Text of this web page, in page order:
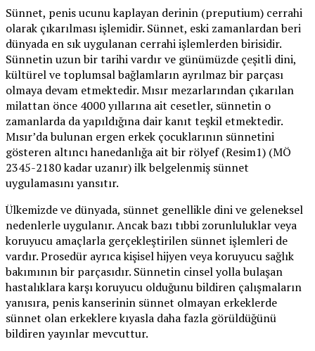
Sünnet, penis ucunu kaplayan derinin (preputium) cerrahi
olarak çıkarılması işlemidir. Sünnet, eski zamanlardan beri
dünyada en sık uygulanan cerrahi işlemlerden birisidir.
Sünnetin uzun bir tarihi vardır ve günümüzde çeşitli dini,
kültürel ve toplumsal bağlamların ayrılmaz bir parçası
olmaya devam etmektedir. Mısır mezarlarından çıkarılan
milattan önce 4000 yıllarına ait cesetler, sünnetin o
zamanlarda da yapıldığına dair kanıt teşkil etmektedir.
Mısır’da bulunan ergen erkek çocuklarının sünnetini
gösteren altıncı hanedanlığa ait bir rölyef (Resim1) (MÖ
2345-2180 kadar uzanır) ilk belgelenmiş sünnet
uygulamasını yansıtır.
Ülkemizde ve dünyada, sünnet genellikle dini ve geleneksel
nedenlerle uygulanır. Ancak bazı tıbbi zorunluluklar veya
koruyucu amaçlarla gerçekleştirilen sünnet işlemleri de
vardır. Prosedür ayrıca kişisel hijyen veya koruyucu sağlık
bakımının bir parçasıdır. Sünnetin cinsel yolla bulaşan
hastalıklara karşı koruyucu olduğunu bildiren çalışmaların
yanısıra, penis kanserinin sünnet olmayan erkeklerde
sünnet olan erkeklere kıyasla daha fazla görüldüğünü
bildiren yayınlar mevcuttur.